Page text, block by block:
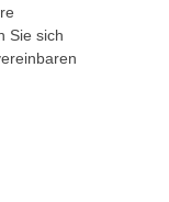
Sie sich